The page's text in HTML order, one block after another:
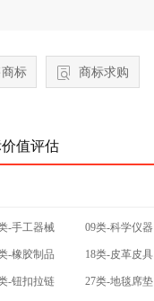
标 商标求购
值评估
-手工器械 09类-科学仪器
-橡胶制品 18类-皮革皮具
-钮扣拉链 27类-地毯席垫